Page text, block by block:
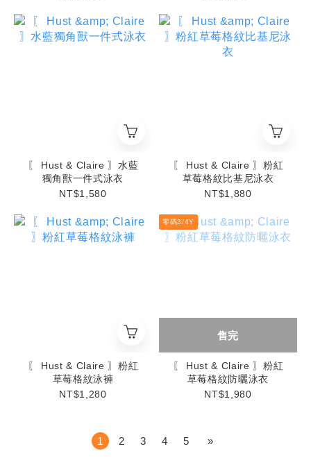
〖 Hust & Claire 〗水藍
獨角獸一件式泳衣
NT$1,580
〖 Hust & Claire 〗粉紅
草莓格紋比基尼泳衣
NT$1,880
〖 Hust & Claire 〗粉紅
草莓格紋泳褲
NT$1,280
零碼3/4Y
售完
〖 Hust & Claire 〗粉紅
草莓格紋防曬泳衣
NT$1,980
1 2 3 4 5 »